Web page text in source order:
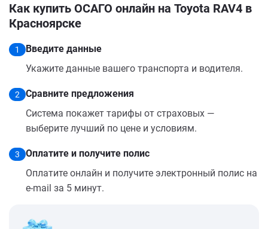
Как купить ОСАГО онлайн на Toyota RAV4 в
Красноярске
1
Введите данные
Укажите данные вашего транспорта и водителя.
2
Сравните предложения
Система покажет тарифы от страховых —
выберите лучший по цене и условиям.
3
Оплатите и получите полис
Оплатите онлайн и получите электронный полис на
e-mail за 5 минут.